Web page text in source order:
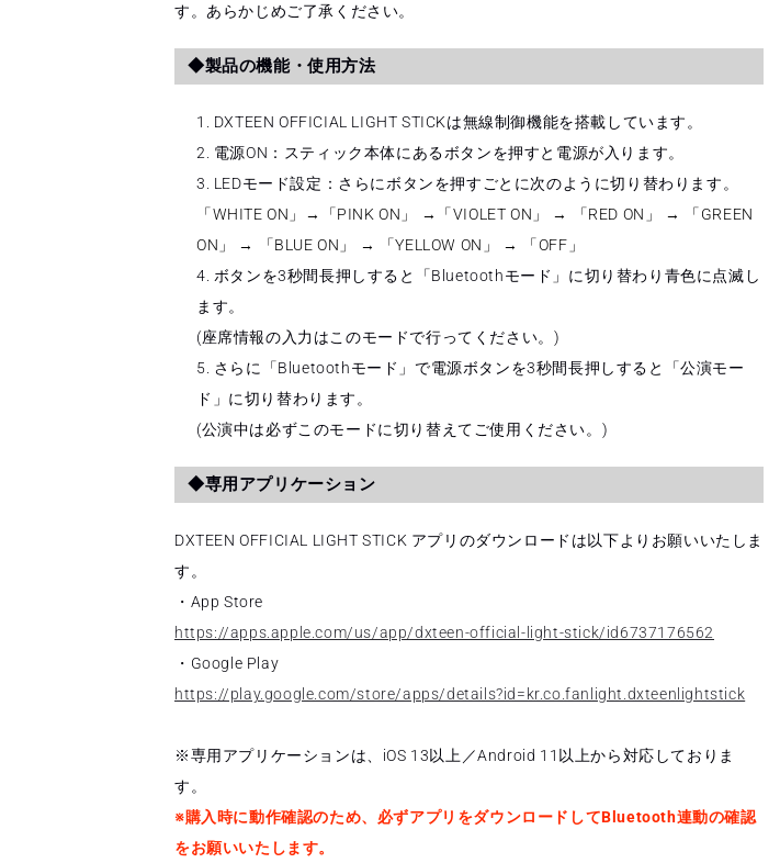
す。あらかじめご了承ください。
◆製品の機能・使用方法
DXTEEN OFFICIAL LIGHT STICKは無線制御機能を搭載しています。
電源ON：スティック本体にあるボタンを押すと電源が入ります。
LEDモード設定：さらにボタンを押すごとに次のように切り替わります。
「WHITE ON」→「PINK ON」 →「VIOLET ON」 → 「RED ON」 → 「GREEN
ON」 → 「BLUE ON」 → 「YELLOW ON」 → 「OFF」
ボタンを3秒間長押しすると「Bluetoothモード」に切り替わり青色に点滅し
ます。
(座席情報の入力はこのモードで行ってください。)
さらに「Bluetoothモード」で電源ボタンを3秒間長押しすると「公演モー
ド」に切り替わります。
(公演中は必ずこのモードに切り替えてご使用ください。)
◆専用アプリケーション
DXTEEN OFFICIAL LIGHT STICK アプリのダウンロードは以下よりお願いいたしま
す。
・App Store
https://apps.apple.com/us/app/dxteen-official-light-stick/id6737176562
・Google Play
https://play.google.com/store/apps/details?id=kr.co.fanlight.dxteenlightstick
※専用アプリケーションは、iOS 13以上／Android 11以上から対応しておりま
す。
※購入時に動作確認のため、必ずアプリをダウンロードしてBluetooth連動の確認
をお願いいたします。